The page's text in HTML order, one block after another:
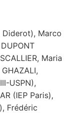
Diderot), Marco
Maria
USPN),
(IEP Paris),
Frédéric